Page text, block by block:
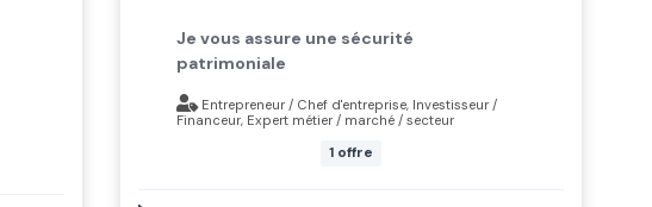
Je vous assure une sécurité
patrimoniale
Entrepreneur / Chef d'entreprise, Investisseur /
Financeur, Expert métier / marché / secteur
1 offre